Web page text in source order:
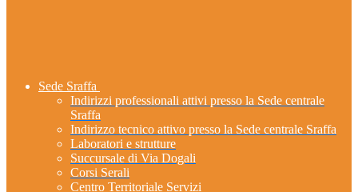
Sede Sraffa
Indirizzi professionali attivi presso la Sede centrale
Sraffa
Indirizzo tecnico attivo presso la Sede centrale Sraffa
Laboratori e strutture
Succursale di Via Dogali
Corsi Serali
Centro Territoriale Servizi